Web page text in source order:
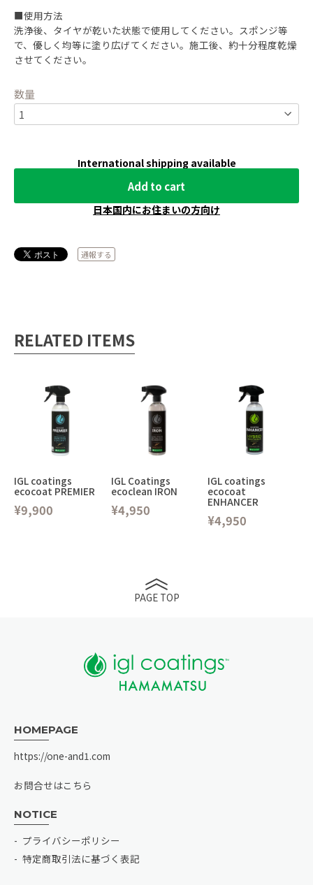
■使用方法
洗浄後、タイヤが乾いた状態で使用してください。スポンジ等
で、優しく均等に塗り広げてください。施工後、約十分程度乾燥
させてください。
数量
International shipping available
Add to cart
日本国内にお住まいの方向け
通報する
RELATED ITEMS
IGL coatings
ecocoat PREMIER
¥9,900
IGL Coatings
ecoclean IRON
¥4,950
IGL coatings
ecocoat
ENHANCER
¥4,950
PAGE TOP
HOMEPAGE
https://one-and1.com
お問合せはこちら
NOTICE
プライバシーポリシー
特定商取引法に基づく表記